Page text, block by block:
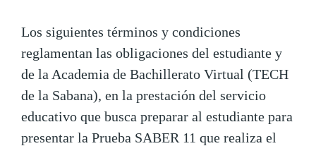
Los siguientes términos y condiciones
reglamentan las obligaciones del estudiante y
de la Academia de Bachillerato Virtual (TECH
de la Sabana), en la prestación del servicio
educativo que busca preparar al estudiante para
presentar la Prueba SABER 11 que realiza el